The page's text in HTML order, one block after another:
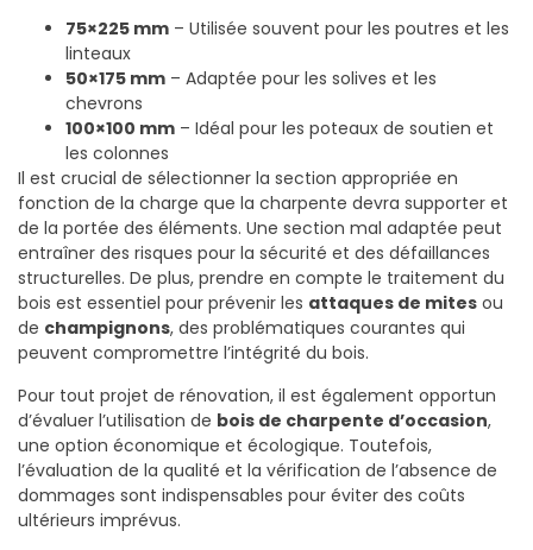
75×225 mm – Utilisée souvent pour les poutres et les
linteaux
50×175 mm – Adaptée pour les solives et les
chevrons
100×100 mm – Idéal pour les poteaux de soutien et
les colonnes
Il est crucial de sélectionner la section appropriée en
fonction de la charge que la charpente devra supporter et
de la portée des éléments. Une section mal adaptée peut
entraîner des risques pour la sécurité et des défaillances
structurelles. De plus, prendre en compte le traitement du
bois est essentiel pour prévenir les attaques de mites ou
de champignons, des problématiques courantes qui
peuvent compromettre l’intégrité du bois.
Pour tout projet de rénovation, il est également opportun
d’évaluer l’utilisation de bois de charpente d’occasion,
une option économique et écologique. Toutefois,
l’évaluation de la qualité et la vérification de l’absence de
dommages sont indispensables pour éviter des coûts
ultérieurs imprévus.